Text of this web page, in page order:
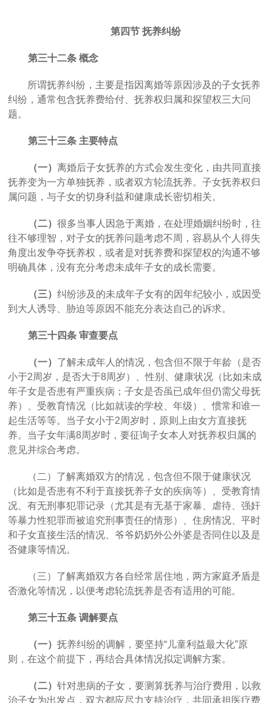
第四节 抚养纠纷
第三十二条 概念
所谓抚养纠纷，主要是指因离婚等原因涉及的子女抚养
纠纷，通常包含抚养费给付、抚养权归属和探望权三大问
题。
第三十三条 主要特点
（一） 离婚后子女抚养的方式会发生变化，由共同直接
抚养变为一方单独抚养，或者双方轮流抚养。子女抚养权归
属问题，与子女的切身利益和健康成长密切相关。
（二） 很多当事人因急于离婚，在处理婚姻纠纷时，往
往不够理智，对子女的抚养问题考虑不周，容易从个人得失
角度出发争夺抚养权，或者是对抚养费和探望权的沟通不够
明确具体，没有充分考虑未成年子女的成长需要。
（三） 纠纷涉及的未成年子女有的因年纪较小，或因受
到大人诱导、胁迫等原因不能充分表达自己的诉求。
第三十四条 审查要点
（一） 了解未成年人的情况，包含但不限于年龄（是否
小于2周岁，是否大于8周岁）、性别、健康状况（比如未成
年子女是否患有严重疾病；子女是否虽已成年但仍需父母抚
养）、受教育情况（比如就读的学校、年级）、惯常和谁一
起生活等等。当子女小于2周岁时，原则上由女方直接抚
养。当子女年满8周岁时，要征询子女本人对抚养权归属的
意见并综合考虑。
（二）了解离婚双方的情况，包含但不限于健康状况
（比如是否患有不利于直接抚养子女的疾病等）、受教育情
况、有无刑事犯罪记录（尤其是有无基于家暴、虐待、强奸
等暴力性犯罪而被追究刑事责任的情形）、住房情况、平时
和子女直接生活的情况、爷爷奶奶外公外婆是否同住以及是
否健康等情况。
（三）了解离婚双方各自经常居住地，两方家庭矛盾是
否激化等情况，以便考虑轮流抚养是否有适用的可能。
第三十五条 调解要点
（一） 抚养纠纷的调解，要坚持“儿童利益最大化”原
则，在这个前提下，再结合具体情况拟定调解方案。
（二） 针对患病的子女， 要测算抚养与治疗费用，以救
治子女为出发点，双方都应尽力支持治疗，共同承担医疗费